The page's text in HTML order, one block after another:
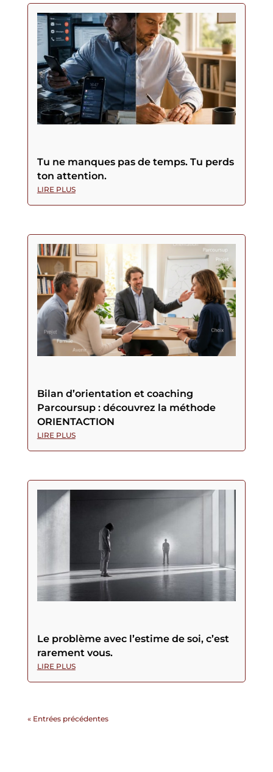
Tu ne manques pas de temps. Tu perds
ton attention.
LIRE PLUS
Bilan d’orientation et coaching
Parcoursup : découvrez la méthode
ORIENTACTION
LIRE PLUS
Le problème avec l’estime de soi, c’est
rarement vous.
LIRE PLUS
« Entrées précédentes